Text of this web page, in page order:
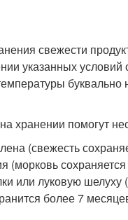
свежести
указанных
буквально
хранении помогут
(свежесть
(морковь
или луковую
более 7